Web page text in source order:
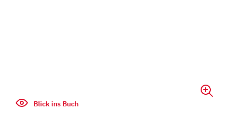
Blick ins Buch